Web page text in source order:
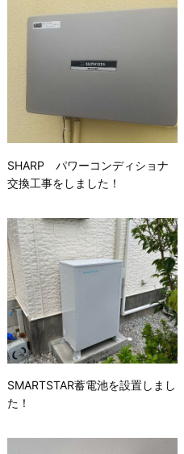
SHARP パワーコンディショナ
交換工事をしました！
SMARTSTAR蓄電池を設置しまし
た！